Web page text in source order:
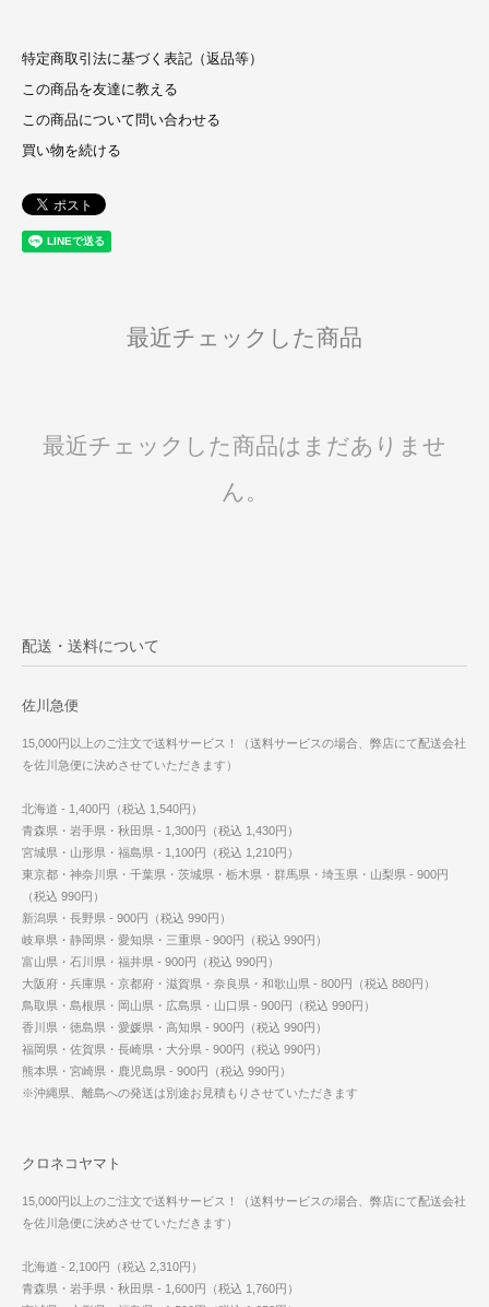
特定商取引法に基づく表記（返品等）
この商品を友達に教える
この商品について問い合わせる
買い物を続ける
最近チェックした商品
最近チェックした商品はまだありませ
ん。
配送・送料について
佐川急便
15,000円以上のご注文で送料サービス！（送料サービスの場合、弊店にて配送会社
を佐川急便に決めさせていただきます）
北海道 - 1,400円（税込 1,540円）
青森県・岩手県・秋田県 - 1,300円（税込 1,430円）
宮城県・山形県・福島県 - 1,100円（税込 1,210円）
東京都・神奈川県・千葉県・茨城県・栃木県・群馬県・埼玉県・山梨県 - 900円
（税込 990円）
新潟県・長野県 - 900円（税込 990円）
岐阜県・静岡県・愛知県・三重県 - 900円（税込 990円）
富山県・石川県・福井県 - 900円（税込 990円）
大阪府・兵庫県・京都府・滋賀県・奈良県・和歌山県 - 800円（税込 880円）
鳥取県・島根県・岡山県・広島県・山口県 - 900円（税込 990円）
香川県・徳島県・愛媛県・高知県 - 900円（税込 990円）
福岡県・佐賀県・長崎県・大分県 - 900円（税込 990円）
熊本県・宮崎県・鹿児島県 - 900円（税込 990円）
※沖縄県、離島への発送は別途お見積もりさせていただきます
クロネコヤマト
15,000円以上のご注文で送料サービス！（送料サービスの場合、弊店にて配送会社
を佐川急便に決めさせていただきます）
北海道 - 2,100円（税込 2,310円）
青森県・岩手県・秋田県 - 1,600円（税込 1,760円）